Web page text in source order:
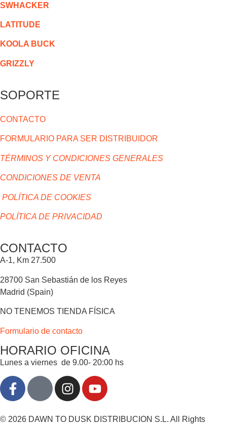
SWHACKER
LATITUDE
KOOLA BUCK
GRIZZLY
SOPORTE
CONTACTO
FORMULARIO PARA SER DISTRIBUIDOR
TÉRMINOS Y CONDICIONES GENERALES
CONDICIONES DE VENTA
POLÍTICA DE COOKIES
POLÍTICA DE PRIVACIDAD
CONTACTO
A-1, Km 27.500
28700 San Sebastián de los Reyes
Madrid (Spain)
NO TENEMOS TIENDA FÍSICA
Formulario de contacto
HORARIO OFICINA
Lunes a viernes de 9.00- 20:00 hs
© 2026 DAWN TO DUSK DISTRIBUCION S.L. All Rights